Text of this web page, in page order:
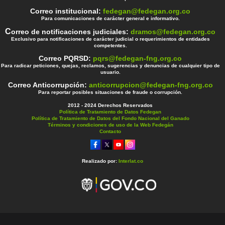
Correo institucional:fedegan@fedegan.org.co
Para comunicaciones de carácter general e informativo.
Correo de notificaciones judiciales:dramos@fedegan.org.co
Exclusivo para notificaciones de carácter judicial o requerimientos de entidades
competentes.
Correo PQRSD: pqrs@fedegan-fng.org.co
Para radicar peticiones, quejas, reclamos, sugerencias y denuncias de cualquier tipo de
usuario.
Correo Anticorrupción: anticorrupcion@fedegan-fng.org.co
Para reportar posibles situaciones de fraude o corrupción.
2012 - 2024 Derechos Reservados
Política de Tratamiento de Datos Fedegan
Política de Tratamiento de Datos del Fondo Nacional del Ganado
Términos y condiciones de uso de la Web Fedegán
Contacto
Realizado por: Interlat.co